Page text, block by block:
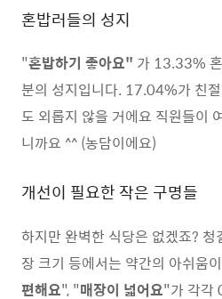
혼밥러들의 성지
"혼밥하기 좋아요" 가 13.33%
분의 성지입니다. 17.04%가 친
도 외롭지 않을 거에요 직원들이
니까요 ^^ (농담이에요)
개선이 필요한 작은 구명들
하지만 완벽한 식당은 없겠죠? 청
장 크기 등에서는 약간의 아쉬움
편해요", "매장이 넓어요"가 각각